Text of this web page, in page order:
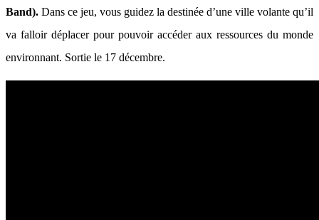
Band). Dans ce jeu, vous guidez la destinée d’une ville volante qu’il
va falloir déplacer pour pouvoir accéder aux ressources du monde
environnant. Sortie le 17 décembre.